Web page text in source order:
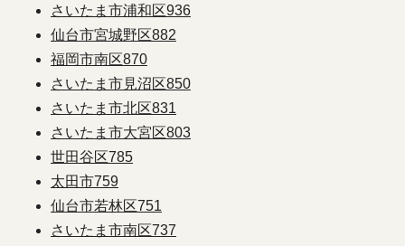
さいたま市浦和区936
仙台市宮城野区882
福岡市南区870
さいたま市見沼区850
さいたま市北区831
さいたま市大宮区803
世田谷区785
太田市759
仙台市若林区751
さいたま市南区737